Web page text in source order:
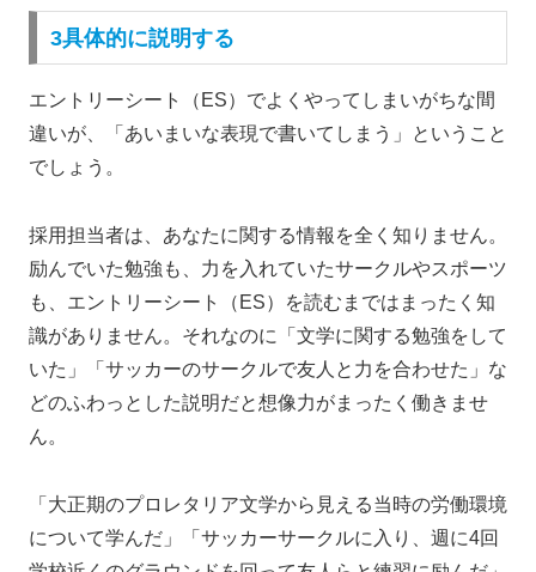
3具体的に説明する
エントリーシート（ES）でよくやってしまいがちな間
違いが、「あいまいな表現で書いてしまう」ということ
でしょう。
採用担当者は、あなたに関する情報を全く知りません。
励んでいた勉強も、力を入れていたサークルやスポーツ
も、エントリーシート（ES）を読むまではまったく知
識がありません。それなのに「文学に関する勉強をして
いた」「サッカーのサークルで友人と力を合わせた」な
どのふわっとした説明だと想像力がまったく働きませ
ん。
「大正期のプロレタリア文学から見える当時の労働環境
について学んだ」「サッカーサークルに入り、週に4回